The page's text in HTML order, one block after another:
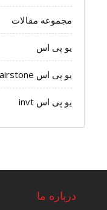
مجموعه مقالات
یو پی اس
یو پی اس fairstone
یو پی اس invt
درباره ما